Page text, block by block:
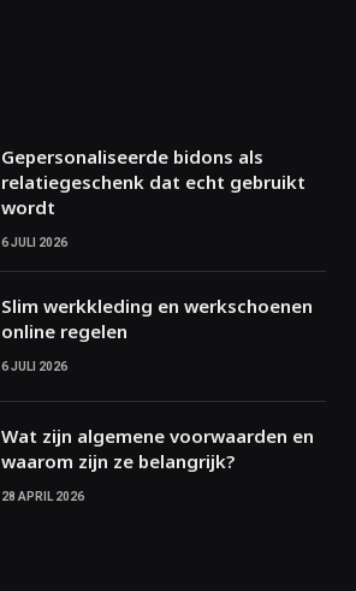
Gepersonaliseerde bidons als
relatiegeschenk dat echt gebruikt
wordt
6 JULI 2026
Slim werkkleding en werkschoenen
online regelen
6 JULI 2026
Wat zijn algemene voorwaarden en
waarom zijn ze belangrijk?
28 APRIL 2026